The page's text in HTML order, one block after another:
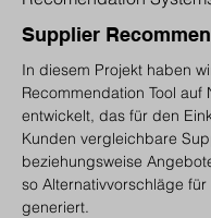
Supplier
In diesem Projekt haben
Recommendation Tool auf
entwickelt, das für den
Kunden vergleichbare
beziehungsweise
so Alternativvorschläge für
generiert.